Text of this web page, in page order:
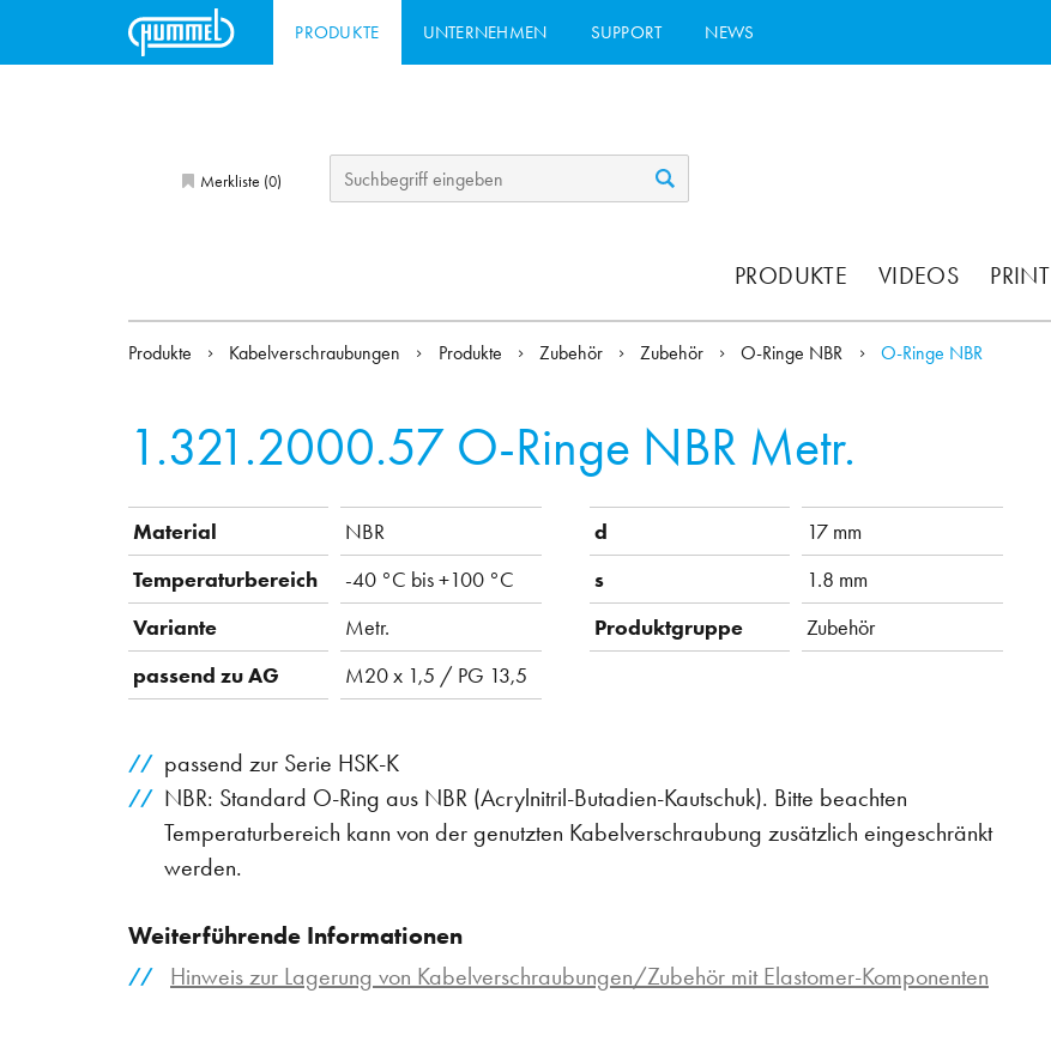
PRODUKTE UNTERNEHMEN SUPPORT NEWS
Merkliste (0)
PRODUKTE VIDEOS PRINT
Produkte Kabelverschraubungen Produkte Zubehör Zubehör O-Ringe NBR O-Ringe NBR
1.321.2000.57 O-Ringe NBR Metr.
Material
NBR
Temperaturbereich
-40 °C bis +100 °C
Variante
Metr.
passend zu AG
M20 x 1,5 / PG 13,5
d
17 mm
s
1.8 mm
Produktgruppe
Zubehör
passend zur Serie HSK-K
NBR: Standard O-Ring aus NBR (Acrylnitril-Butadien-Kautschuk). Bitte beachten
Temperaturbereich kann von der genutzten Kabelverschraubung zusätzlich eingeschränkt
werden.
Weiterführende Informationen
Hinweis zur Lagerung von Kabelverschraubungen/Zubehör mit Elastomer-Komponenten